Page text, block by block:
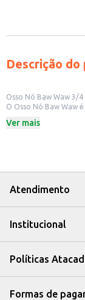
Descrição
Osso Nó Baw Waw 3/4
O Osso Nó Baw Waw
busca um agrado para
Disponibilize para o
O Osso Nó Baw Waw
que contribui para o
Ver mais
Atendimento
Institucional
Políticas
Formas de